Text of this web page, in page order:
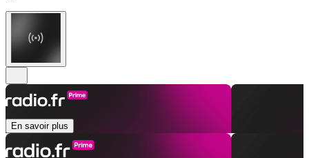
En savoir plus